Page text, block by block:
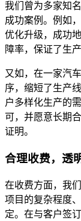
我们曾为多家知
成功案例。例如
优化升级，成功
障率，保证了生
又如，在一家汽
序，缩短了生产
户多样化生产的
可，并愿意长期
证明。
合理收费，透
在收费方面，我
项目的复杂程度
定。在与客户签